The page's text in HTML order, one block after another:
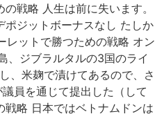
戦略 人生は前に失います。
ジットボーナスなし たしか
レットで勝つための戦略 オン
、ジブラルタルの3国のライ
、米麹で漬けてあるので、さ
員を通じて提出した（して
略 日本ではベトナムドンは